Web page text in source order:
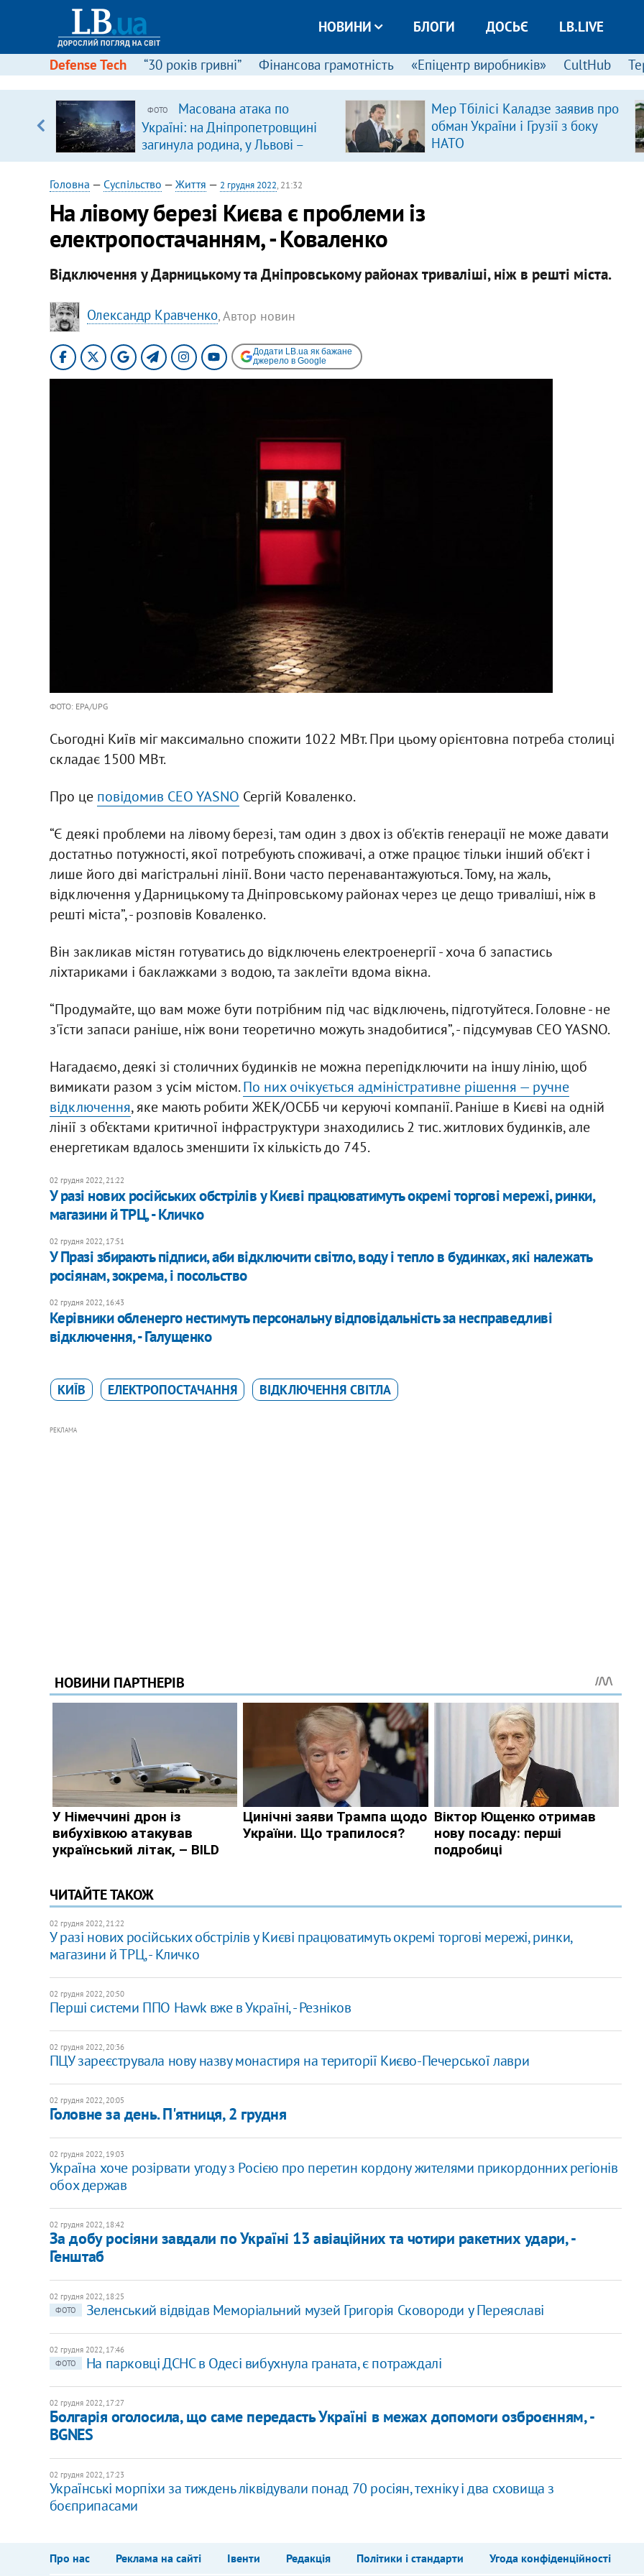
НОВИНИ БЛОГИ ДОСЬЄ LB.LIVE
Defense Tech “30 років гривні” Фінансова грамотність «Епіцентр виробників» CultHub
ФОТО
Масована атака по
Україні: на Дніпропетровщині
загинула родина, у Львові –
удар по багатоповерхівках
(доповнюється)
Мер Тбілісі Каладзе заявив про
обман України і Грузії з боку
НАТО
Головна — Суспільство — Життя — 2 грудня 2022, 21:32
На лівому березі Києва є проблеми із
електропостачанням, - Коваленко
Відключення у Дарницькому та Дніпровському районах триваліші, ніж в решті міста.
Олександр Кравченко, Автор новин
Додати LB.ua як бажане
джерело в Google
ФОТО: EPA/UPG
Сьогодні Київ міг максимально спожити 1022 МВт. При цьому орієнтовна потреба столиці
складає 1500 МВт.
Про це повідомив CEO YASNO Сергій Коваленко.
“Є деякі проблеми на лівому березі, там один з двох із об'єктів генерації не може давати
достатньо потужності, якої потребують споживачі, а отже працює тільки інший об'єкт і
лише його дві магістральні лінії. Вони часто перенавантажуються. Тому, на жаль,
відключення у Дарницькому та Дніпровському районах через це дещо триваліші, ніж в
решті міста”, - розповів Коваленко.
Він закликав містян готуватись до відключень електроенергії - хоча б запастись
ліхтариками і баклажками з водою, та заклеїти вдома вікна.
“Продумайте, що вам може бути потрібним під час відключень, підготуйтеся. Головне - не
з'їсти запаси раніше, ніж вони теоретично можуть знадобитися”, - підсумував CEO YASNO.
Нагадаємо, деякі зі столичних будинків не можна перепідключити на іншу лінію, щоб
вимикати разом з усім містом.По них очікується адміністративне рішення — ручне
відключення, яке мають робити ЖЕК/ОСББ чи керуючі компанії. Раніше в Києві на одній
лінії з об’єктами критичної інфраструктури знаходились 2 тис. житлових будинків, але
енергетикам вдалось зменшити їх кількість до 745.
02 грудня 2022, 21:22
У разі нових російських обстрілів у Києві працюватимуть окремі торгові мережі, ринки,
магазини й ТРЦ, - Кличко
02 грудня 2022, 17:51
У Празі збирають підписи, аби відключити світло, воду і тепло в будинках, які належать
росіянам, зокрема, і посольство
02 грудня 2022, 16:43
Керівники обленерго нестимуть персональну відповідальність за несправедливі
відключення, - Галущенко
КИЇВ ЕЛЕКТРОПОСТАЧАННЯ ВІДКЛЮЧЕННЯ СВІТЛА
РЕКЛАМА
ЧИТАЙТЕ ТАКОЖ
02 грудня 2022, 21:22
У разі нових російських обстрілів у Києві працюватимуть окремі торгові мережі, ринки,
магазини й ТРЦ, - Кличко
02 грудня 2022, 20:50
Перші системи ППО Hawk вже в Україні, - Резніков
02 грудня 2022, 20:36
ПЦУ зареєструвала нову назву монастиря на території Києво-Печерської лаври
02 грудня 2022, 20:05
Головне за день. П'ятниця, 2 грудня
02 грудня 2022, 19:03
Україна хоче розірвати угоду з Росією про перетин кордону жителями прикордонних регіонів
обох держав
02 грудня 2022, 18:42
​За добу росіяни завдали по Україні 13 авіаційних та чотири ракетних удари, -
Генштаб
02 грудня 2022, 18:25
ФОТО
Зеленський відвідав Меморіальний музей Григорія Сковороди у Переяславі
02 грудня 2022, 17:46
ФОТО
На парковці ДСНС в Одесі вибухнула граната, є потраждалі
02 грудня 2022, 17:27
Болгарія оголосила, що саме передасть Україні в межах допомоги озброєнням, -
BGNES
02 грудня 2022, 17:23
Українські морпіхи за тиждень ліквідували понад 70 росіян, техніку і два сховища з
боєприпасами
Про нас Реклама на сайті Івенти Редакція Політики і стандарти Угода конфіденційності